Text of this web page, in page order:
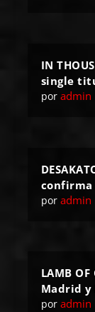
IN
single
por admin
confirma
por admin
LAMB
Madrid y
por admin